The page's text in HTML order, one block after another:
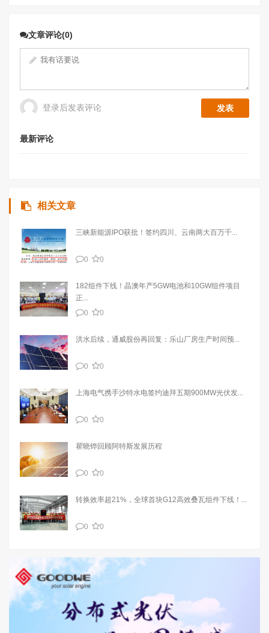
文章评论(0)
登录后发表评论
最新评论
相关文章
三峡新能源IPO获批！签约四川、云南两大百万千...
0 0
182组件下线！晶澳年产5GW电池和10GW组件项目
正...
0
0
洪水后续，通威股份再回复：乐山厂房生产时间预...
0 0
上海电气携手沙特水电签约迪拜五期900MW光伏发...
0 0
瞿晓铧回顾阿特斯发展历程
0 0
转换效率超21%，全球首块G12高效叠瓦组件下线！...
0 0